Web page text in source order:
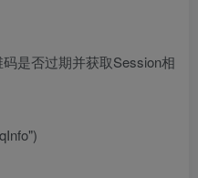
是否过期并获取Session相
)